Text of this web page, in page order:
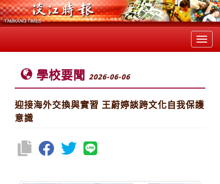
學校要聞 2026-06-06
迎接海外交換與實習 王蔚婷談跨文化自我保護
意識